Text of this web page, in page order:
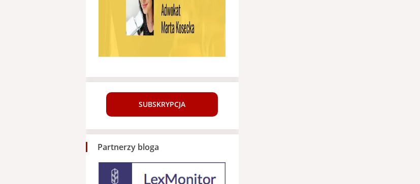
SUBSKRYPCJA
Partnerzy bloga